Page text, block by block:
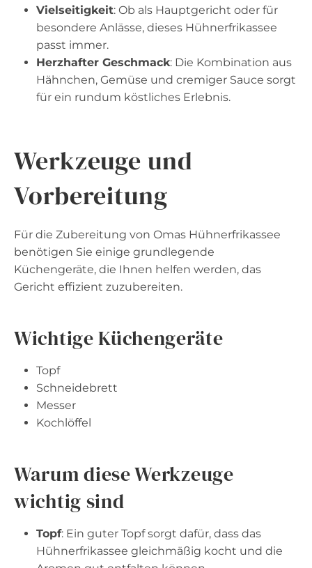
Vielseitigkeit: Ob als Hauptgericht oder für
besondere Anlässe, dieses Hühnerfrikassee
passt immer.
Herzhafter Geschmack: Die Kombination aus
Hähnchen, Gemüse und cremiger Sauce sorgt
für ein rundum köstliches Erlebnis.
Werkzeuge und
Vorbereitung
Für die Zubereitung von Omas Hühnerfrikassee
benötigen Sie einige grundlegende
Küchengeräte, die Ihnen helfen werden, das
Gericht effizient zuzubereiten.
Wichtige Küchengeräte
Topf
Schneidebrett
Messer
Kochlöffel
Warum diese Werkzeuge
wichtig sind
Topf: Ein guter Topf sorgt dafür, dass das
Hühnerfrikassee gleichmäßig kocht und die